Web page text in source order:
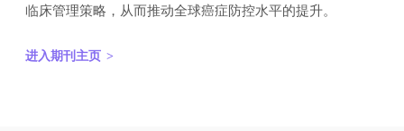
临床管理策略，从而推动全球癌症防控水平的提升。
进入期刊主页